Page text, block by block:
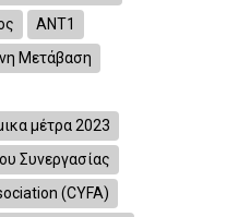
ΑΝΤ1
Μετάβαση
μέτρα 2023
Συνεργασίας
(CYFA)